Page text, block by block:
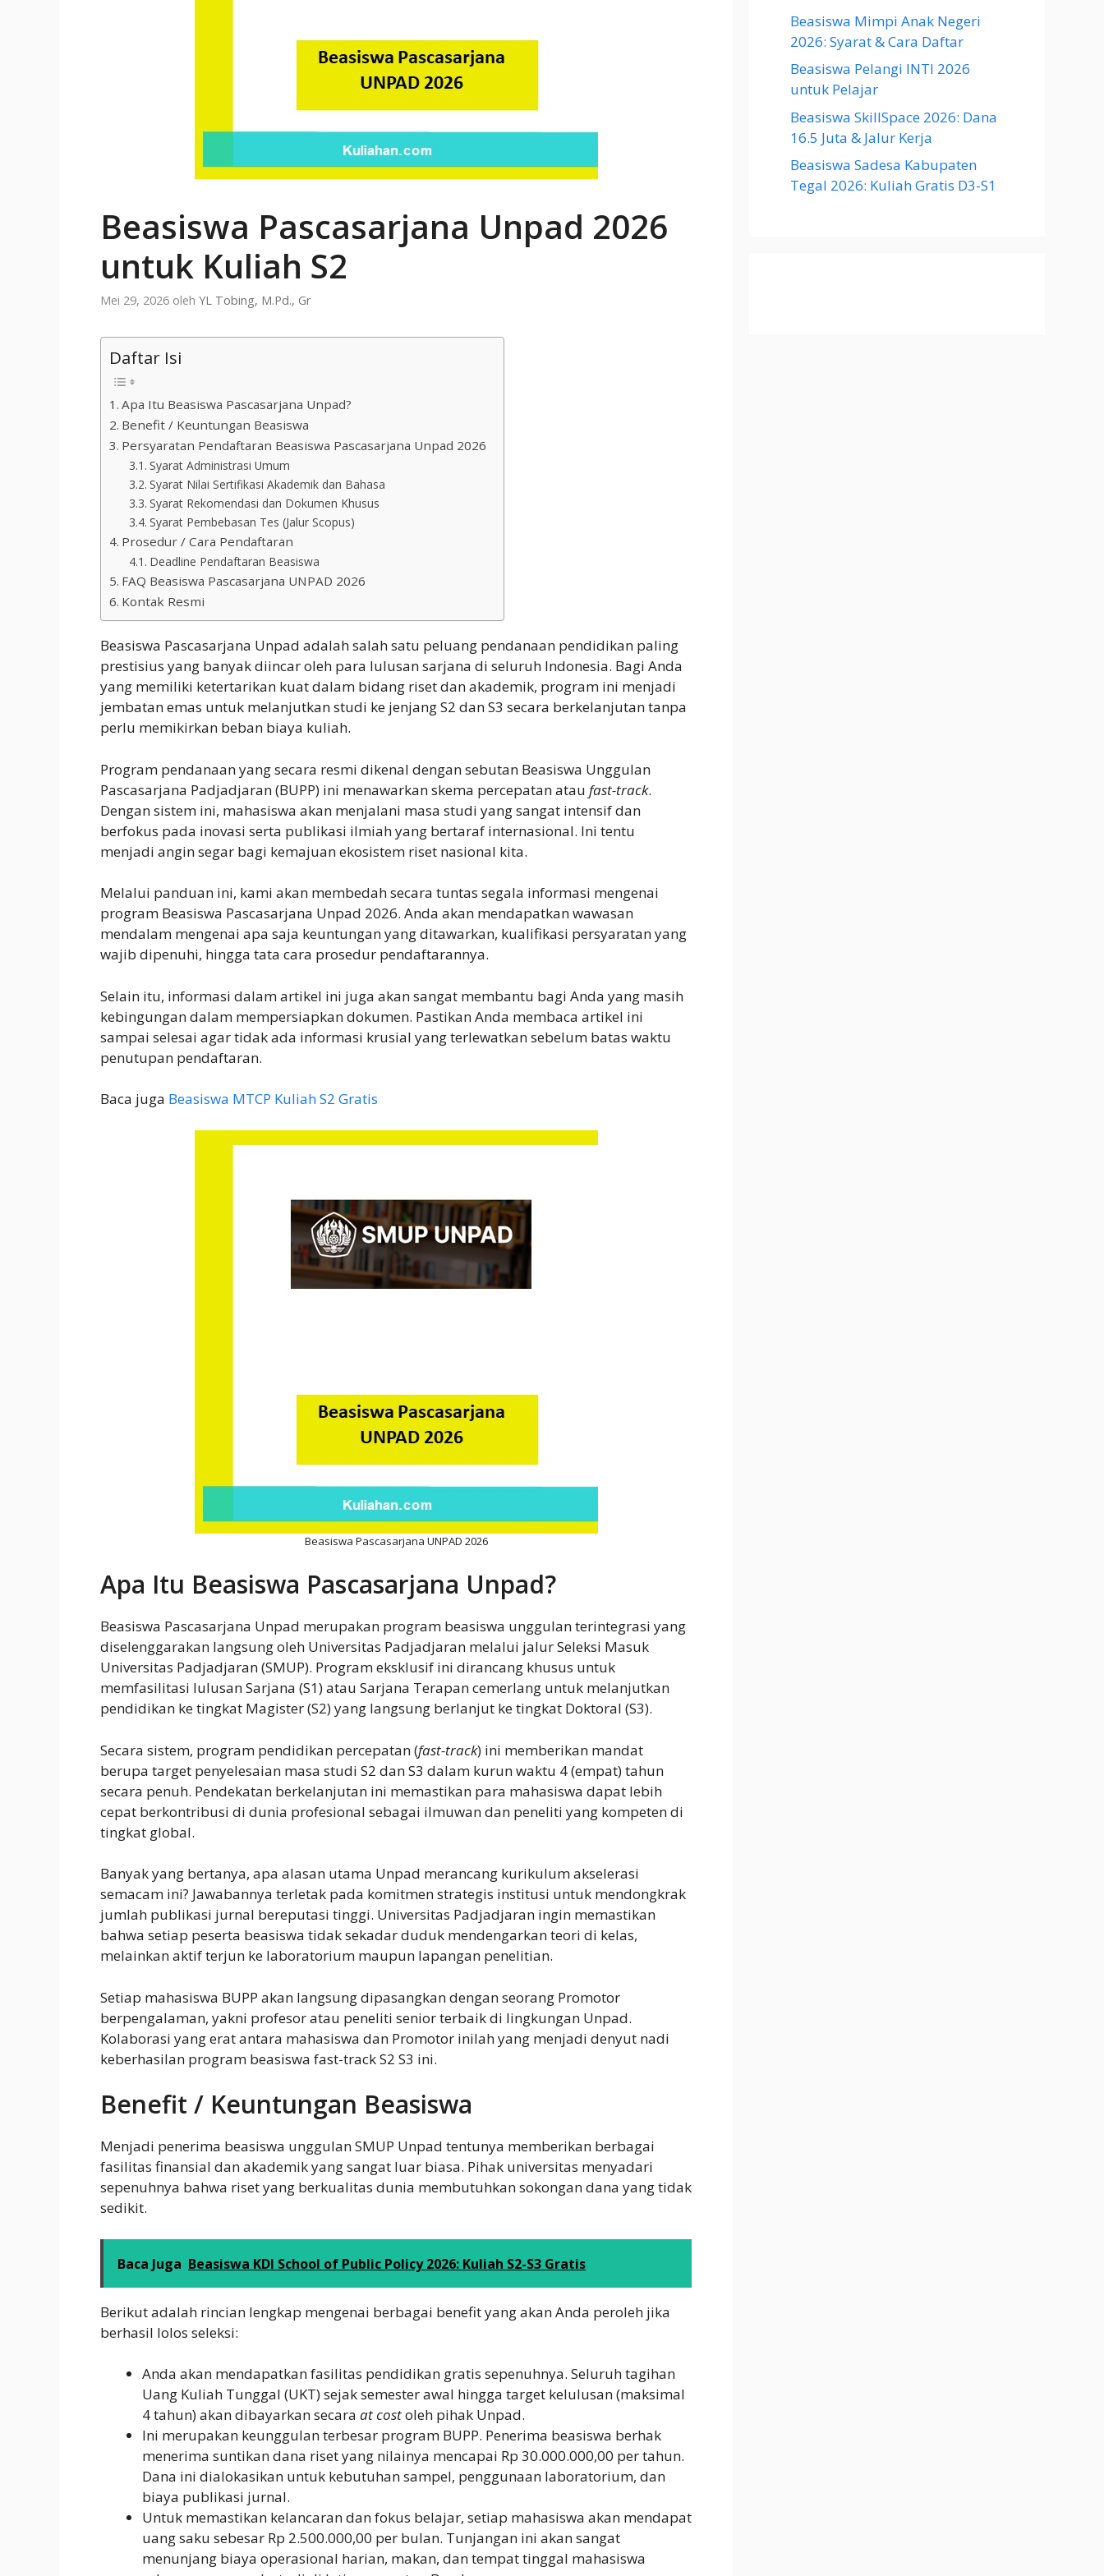
Beasiswa Pascasarjana Unpad 2026
untuk Kuliah S2
Mei 29, 2026 oleh YL Tobing, M.Pd., Gr
Daftar Isi
Apa Itu Beasiswa Pascasarjana Unpad?
Benefit / Keuntungan Beasiswa
Persyaratan Pendaftaran Beasiswa Pascasarjana Unpad 2026
Syarat Administrasi Umum
Syarat Nilai Sertifikasi Akademik dan Bahasa
Syarat Rekomendasi dan Dokumen Khusus
Syarat Pembebasan Tes (Jalur Scopus)
Prosedur / Cara Pendaftaran
Deadline Pendaftaran Beasiswa
FAQ Beasiswa Pascasarjana UNPAD 2026
Kontak Resmi
Beasiswa Pascasarjana Unpad adalah salah satu peluang pendanaan pendidikan paling
prestisius yang banyak diincar oleh para lulusan sarjana di seluruh Indonesia. Bagi Anda
yang memiliki ketertarikan kuat dalam bidang riset dan akademik, program ini menjadi
jembatan emas untuk melanjutkan studi ke jenjang S2 dan S3 secara berkelanjutan tanpa
perlu memikirkan beban biaya kuliah.
Program pendanaan yang secara resmi dikenal dengan sebutan Beasiswa Unggulan
Pascasarjana Padjadjaran (BUPP) ini menawarkan skema percepatan atau fast-track.
Dengan sistem ini, mahasiswa akan menjalani masa studi yang sangat intensif dan
berfokus pada inovasi serta publikasi ilmiah yang bertaraf internasional. Ini tentu
menjadi angin segar bagi kemajuan ekosistem riset nasional kita.
Melalui panduan ini, kami akan membedah secara tuntas segala informasi mengenai
program Beasiswa Pascasarjana Unpad 2026. Anda akan mendapatkan wawasan
mendalam mengenai apa saja keuntungan yang ditawarkan, kualifikasi persyaratan yang
wajib dipenuhi, hingga tata cara prosedur pendaftarannya.
Selain itu, informasi dalam artikel ini juga akan sangat membantu bagi Anda yang masih
kebingungan dalam mempersiapkan dokumen. Pastikan Anda membaca artikel ini
sampai selesai agar tidak ada informasi krusial yang terlewatkan sebelum batas waktu
penutupan pendaftaran.
Baca juga Beasiswa MTCP Kuliah S2 Gratis
Beasiswa Pascasarjana UNPAD 2026
Apa Itu Beasiswa Pascasarjana Unpad?
Beasiswa Pascasarjana Unpad merupakan program beasiswa unggulan terintegrasi yang
diselenggarakan langsung oleh Universitas Padjadjaran melalui jalur Seleksi Masuk
Universitas Padjadjaran (SMUP). Program eksklusif ini dirancang khusus untuk
memfasilitasi lulusan Sarjana (S1) atau Sarjana Terapan cemerlang untuk melanjutkan
pendidikan ke tingkat Magister (S2) yang langsung berlanjut ke tingkat Doktoral (S3).
Secara sistem, program pendidikan percepatan (fast-track) ini memberikan mandat
berupa target penyelesaian masa studi S2 dan S3 dalam kurun waktu 4 (empat) tahun
secara penuh. Pendekatan berkelanjutan ini memastikan para mahasiswa dapat lebih
cepat berkontribusi di dunia profesional sebagai ilmuwan dan peneliti yang kompeten di
tingkat global.
Banyak yang bertanya, apa alasan utama Unpad merancang kurikulum akselerasi
semacam ini? Jawabannya terletak pada komitmen strategis institusi untuk mendongkrak
jumlah publikasi jurnal bereputasi tinggi. Universitas Padjadjaran ingin memastikan
bahwa setiap peserta beasiswa tidak sekadar duduk mendengarkan teori di kelas,
melainkan aktif terjun ke laboratorium maupun lapangan penelitian.
Setiap mahasiswa BUPP akan langsung dipasangkan dengan seorang Promotor
berpengalaman, yakni profesor atau peneliti senior terbaik di lingkungan Unpad.
Kolaborasi yang erat antara mahasiswa dan Promotor inilah yang menjadi denyut nadi
keberhasilan program beasiswa fast-track S2 S3 ini.
Benefit / Keuntungan Beasiswa
Menjadi penerima beasiswa unggulan SMUP Unpad tentunya memberikan berbagai
fasilitas finansial dan akademik yang sangat luar biasa. Pihak universitas menyadari
sepenuhnya bahwa riset yang berkualitas dunia membutuhkan sokongan dana yang tidak
sedikit.
Baca Juga Beasiswa KDI School of Public Policy 2026: Kuliah S2-S3 Gratis
Berikut adalah rincian lengkap mengenai berbagai benefit yang akan Anda peroleh jika
berhasil lolos seleksi:
Anda akan mendapatkan fasilitas pendidikan gratis sepenuhnya. Seluruh tagihan
Uang Kuliah Tunggal (UKT) sejak semester awal hingga target kelulusan (maksimal
4 tahun) akan dibayarkan secara at costoleh pihak Unpad.
Ini merupakan keunggulan terbesar program BUPP. Penerima beasiswa berhak
menerima suntikan dana riset yang nilainya mencapai Rp 30.000.000,00 per tahun.
Dana ini dialokasikan untuk kebutuhan sampel, penggunaan laboratorium, dan
biaya publikasi jurnal.
Untuk memastikan kelancaran dan fokus belajar, setiap mahasiswa akan mendapat
uang saku sebesar Rp 2.500.000,00 per bulan. Tunjangan ini akan sangat
menunjang biaya operasional harian, makan, dan tempat tinggal mahasiswa
Beasiswa Mimpi Anak Negeri
2026: Syarat & Cara Daftar
Beasiswa Pelangi INTI 2026
untuk Pelajar
Beasiswa SkillSpace 2026: Dana
16.5 Juta & Jalur Kerja
Beasiswa Sadesa Kabupaten
Tegal 2026: Kuliah Gratis D3-S1